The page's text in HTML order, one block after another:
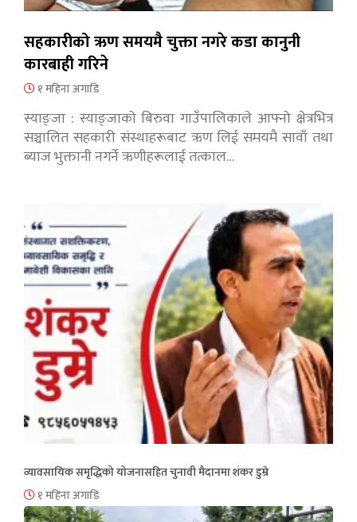
सहकारीको ऋण समयमै चुक्ता नगरे कडा कानुनी
कारबाही गरिने
१ महिना अगाडि
स्याङ्जा : स्याङ्जाको बिरुवा गाउँपालिकाले आफ्नो क्षेत्रभित्र
सञ्चालित सहकारी संस्थाहरूबाट ऋण लिई समयमै सावाँ तथा
ब्याज भुक्तानी नगर्ने ऋणीहरूलाई तत्काल…
व्यावसायिक समृद्धिको योजनासहित चुनावी मैदानमा शंकर डुम्रे
१ महिना अगाडि